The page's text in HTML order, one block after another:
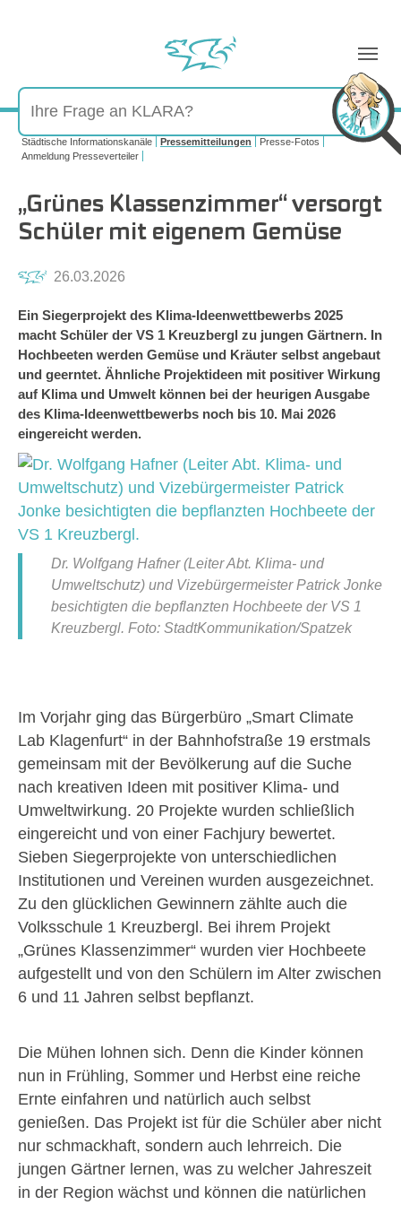
Sie sind hier:
Städtische Informationskanäle Pressemitteilungen
Presse-Fotos
Anmeldung Presseverteiler
„Grünes Klassenzimmer“ versorgt
Schüler mit eigenem Gemüse
26.03.2026
Ein Siegerprojekt des Klima-Ideenwettbewerbs 2025
macht Schüler der VS 1 Kreuzbergl zu jungen Gärtnern. In
Hochbeeten werden Gemüse und Kräuter selbst angebaut
und geerntet. Ähnliche Projektideen mit positiver Wirkung
auf Klima und Umwelt können bei der heurigen Ausgabe
des Klima-Ideenwettbewerbs noch bis 10. Mai 2026
eingereicht werden.
Dr. Wolfgang Hafner (Leiter Abt. Klima- und
Umweltschutz) und Vizebürgermeister Patrick Jonke
besichtigten die bepflanzten Hochbeete der VS 1
Kreuzbergl. Foto: StadtKommunikation/Spatzek
Im Vorjahr ging das Bürgerbüro „Smart Climate
Lab Klagenfurt“ in der Bahnhofstraße 19 erstmals
gemeinsam mit der Bevölkerung auf die Suche
nach kreativen Ideen mit positiver Klima- und
Umweltwirkung. 20 Projekte wurden schließlich
eingereicht und von einer Fachjury bewertet.
Sieben Siegerprojekte von unterschiedlichen
Institutionen und Vereinen wurden ausgezeichnet.
Zu den glücklichen Gewinnern zählte auch die
Volksschule 1 Kreuzbergl. Bei ihrem Projekt
„Grünes Klassenzimmer“ wurden vier Hochbeete
aufgestellt und von den Schülern im Alter zwischen
6 und 11 Jahren selbst bepflanzt.
Die Mühen lohnen sich. Denn die Kinder können
nun in Frühling, Sommer und Herbst eine reiche
Ernte einfahren und natürlich auch selbst
genießen. Das Projekt ist für die Schüler aber nicht
nur schmackhaft, sondern auch lehrreich. Die
jungen Gärtner lernen, was zu welcher Jahreszeit
in der Region wächst und können die natürlichen